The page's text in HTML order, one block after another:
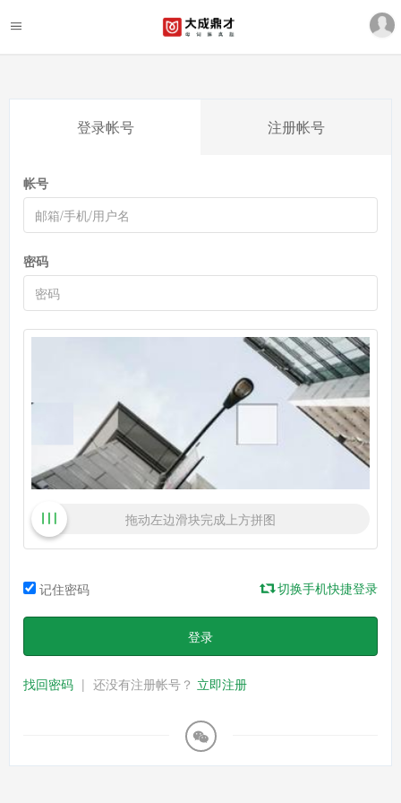
登录帐号 注册帐号
帐号
密码
拖动左边滑块完成上方拼图
记住密码 切换手机快捷登录
登录
找回密码 | 还没有注册帐号？ 立即注册